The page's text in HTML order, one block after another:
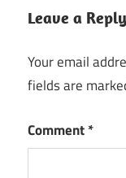
Leave a Reply
Your email
fields are
Comment*